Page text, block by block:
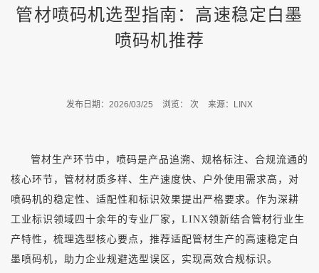
管材喷码机选型指南：高速稳定白墨
喷码机推荐
发布日期：2026/03/25 浏览： 次 来源：LINX
管材生产环节中，喷码是产品追溯、规格标注、合规流通的
核心环节，管材材质多样、生产速度快、户外使用需求高，对
喷码机的稳定性、适配性和标识效果提出严格要求。作为深耕
工业标识领域四十余年的专业厂家， LINX领新结合管材行业生
产特性，梳理选型核心要点，推荐适配管材生产的高速稳定白
墨喷码机，助力企业规避选型误区，实现高效合规标识。